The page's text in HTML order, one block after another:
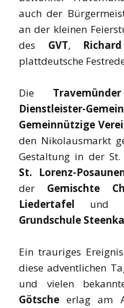
auch der
an der kleinen
des GVT,
plattdeutsche
Die
Dienstleister-
Gemeinnützige
den Nikolausmarkt
Gestaltung in der
St. Lorenz-
der Gemischte
Liedertafel und
Grundschule
Ein trauriges
diese adventlichen
und vielen
Götsche erlag am